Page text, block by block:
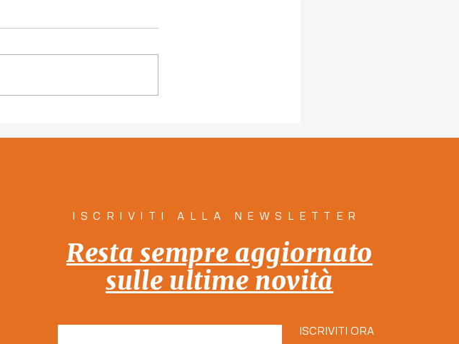
persone: insieme!" 12
ISCRIVITI ALLA NEWSLETTER
Resta sempre aggiornato
sulle ultime novità
ISCRIVITI ORA